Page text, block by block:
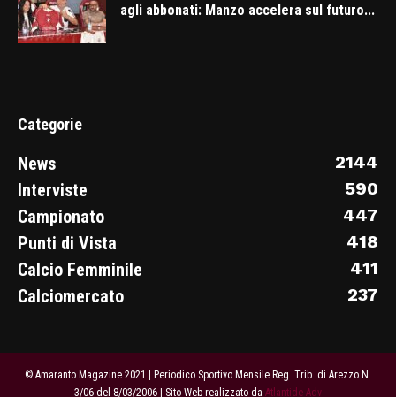
agli abbonati: Manzo accelera sul futuro...
Categorie
News
2144
Interviste
590
Campionato
447
Punti di Vista
418
Calcio Femminile
411
Calciomercato
237
© Amaranto Magazine 2021 | Periodico Sportivo Mensile Reg. Trib. di Arezzo N.
3/06 del 8/03/2006 | Sito Web realizzato da Atlantide Adv